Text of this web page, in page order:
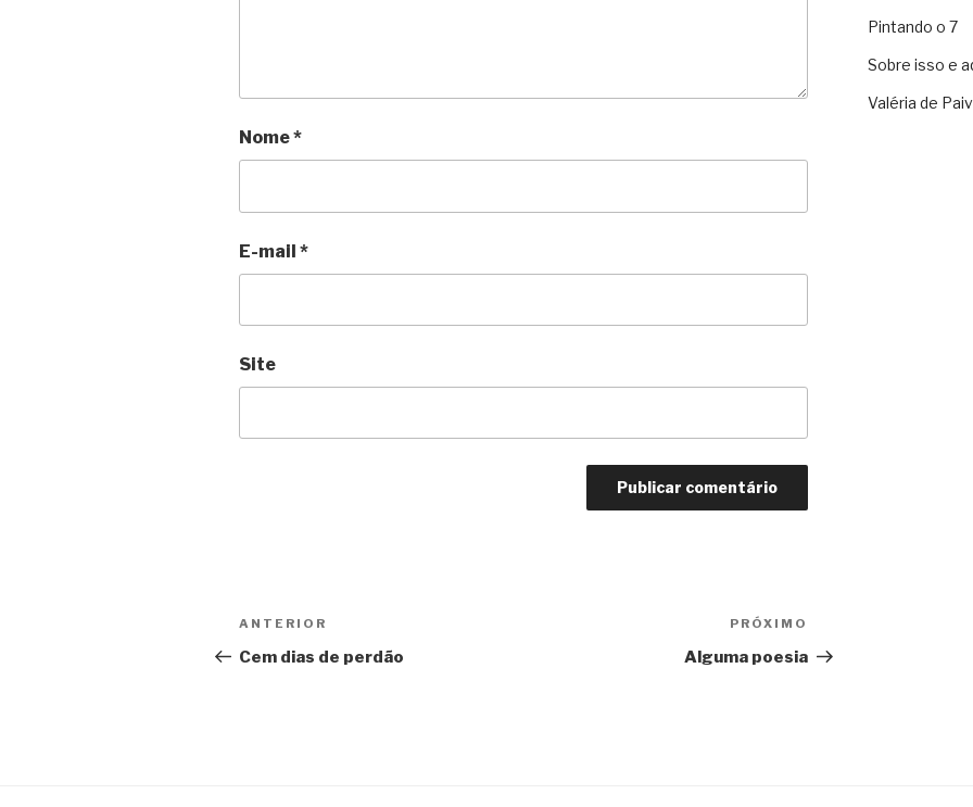
Nome*
E-mail *
Site
Navegação
de
Anterior
ANTERIOR
Cem dias de perdão
PRÓXIMO
Alguma poesia
Pintando o 7
Sobre isso e
Valéria de